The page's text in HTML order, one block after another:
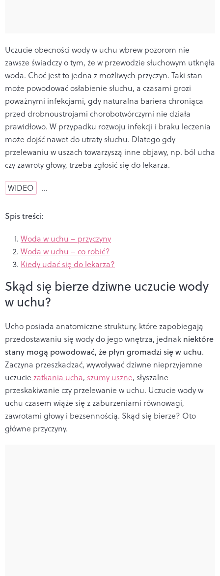
Uczucie obecności wody w uchu wbrew pozorom nie
zawsze świadczy o tym, że w przewodzie słuchowym utknęła
woda. Choć jest to jedna z możliwych przyczyn. Taki stan
może powodować osłabienie słuchu, a czasami grozi
poważnymi infekcjami, gdy naturalna bariera chroniąca
przed drobnoustrojami chorobotwórczymi nie działa
prawidłowo. W przypadku rozwoju infekcji i braku leczenia
może dojść nawet do utraty słuchu. Dlatego gdy
przelewaniu w uszach towarzyszą inne objawy, np. ból ucha
czy zawroty głowy, trzeba zgłosić się do lekarza.
WIDEO …
Spis treści:
Woda w uchu – przyczyny
Woda w uchu – co robić?
Kiedy udać się do lekarza?
Skąd się bierze dziwne uczucie wody
w uchu?
Ucho posiada anatomiczne struktury, które zapobiegają
przedostawaniu się wody do jego wnętrza, jednak niektóre
stany mogą powodować, że płyn gromadzi się w uchu.
Zaczyna przeszkadzać, wywoływać dziwne nieprzyjemne
uczucie zatkania ucha, szumy uszne, słyszalne
przeskakiwanie czy przelewanie w uchu. Uczucie wody w
uchu czasem wiąże się z zaburzeniami równowagi,
zawrotami głowy i bezsennością. Skąd się bierze? Oto
główne przyczyny.